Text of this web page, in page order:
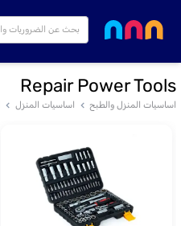
Repair Power Tools
اساسيات المنزل والطبح اساسيات المنزل